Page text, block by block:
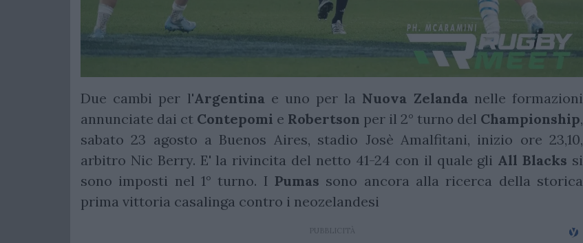
Due cambi per l'Argentinae uno per la Nuova Zelandanelle formazioni
annunciate dai ct Contepomi e Robertson per il 2° turno del Championship,
sabato 23 agosto a Buenos Aires, stadio Josè Amalfitani, inizio ore 23,10,
arbitro Nic Berry. E' la rivincita del netto 41-24 con il quale gli All Blacks si
sono imposti nel 1° turno. I Pumas sono ancora alla ricerca della storica
prima vittoria casalinga contro i neozelandesi